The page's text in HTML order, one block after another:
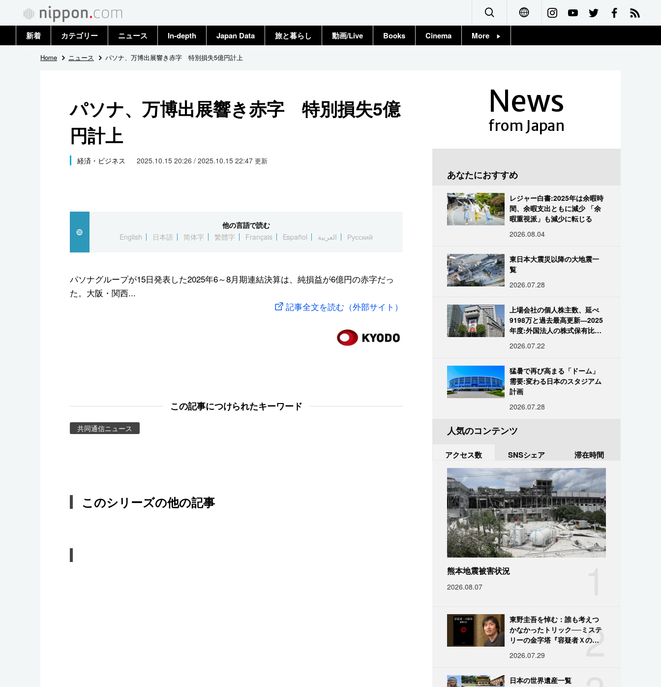
Français
新着 カテゴリー
政治・外交
国際
社会
文化
スポーツ・東京2020
ニュース
トップ
In-depth Japan Data 旅と暮らし 動画/Live Books Cinema More
Home ニュース パソナ、万博出展響き赤字 特別損失5億円計上
パソナ、万博出展響き赤字 特別損失5億
円計上
経済・ビジネス 2025.10.15 20:26 / 2025.10.15 22:47 更新
他の言語で読む
English
日本語 简体字 繁體字 Français Español العربية Русский
パソナグループが15日発表した2025年6～8月期連結決算は、純損益が6億円の赤字だっ
た。大阪・関西...
記事全文を読む（外部サイト）
この記事につけられたキーワード
共同通信ニュース
このシリーズの他の記事
News
from Japan
あなたにおすすめ
レジャー白書:2025年は余暇時
間、余暇支出ともに減少 「余
暇重視派」も減少に転じる
2026.08.04
東日本大震災以降の大地震一
覧
2026.07.28
上場会社の個人株主数、延べ
9198万と過去最高更新―2025
年度:外国法人の株式保有比率
2026.07.22
猛暑で再び高まる「ドーム」
需要:変わる日本のスタジアム
計画
2026.07.28
人気のコンテンツ
アクセス数 SNSシェア 滞在時間
熊本地震被害状況
2026.08.07
2
東野圭吾を悼む：誰も考えつ
かなかったトリック──ミステ
リーの金字塔『容疑者Ｘの献
2026.07.29
日本の世界遺産一覧